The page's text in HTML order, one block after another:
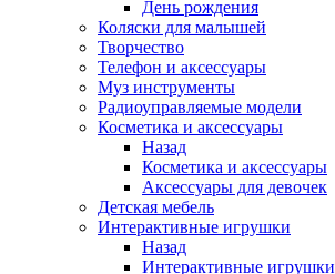
День рождения
Коляски для малышей
Творчество
Телефон и аксессуары
Муз инструменты
Радиоуправляемые модели
Косметика и аксессуары
Назад
Косметика и аксессуары
Аксессуары для девочек
Детская мебель
Интерактивные игрушки
Назад
Интерактивные игрушки